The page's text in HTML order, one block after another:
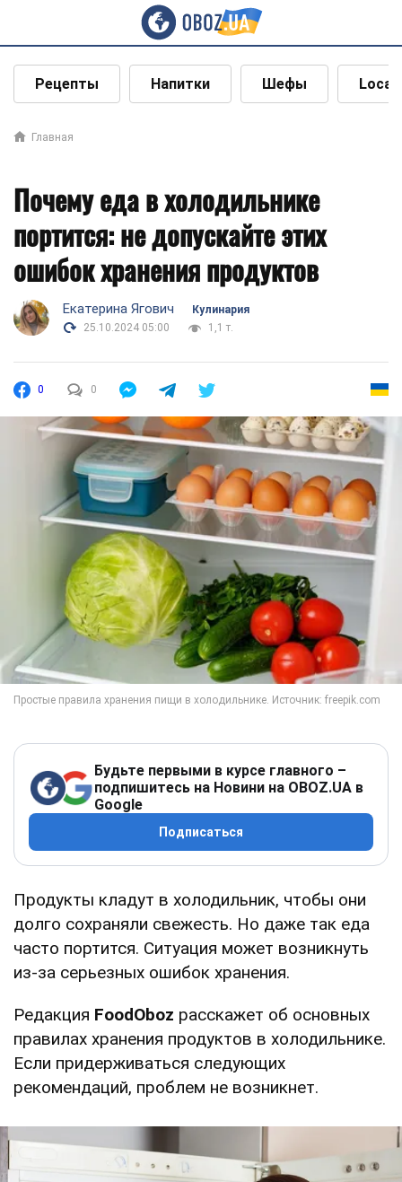
Рецепты Напитки Шефы Local
Главная
Почему еда в холодильнике
портится: не допускайте этих
ошибок хранения продуктов
Екатерина Ягович
Кулинария
25.10.2024 05:00
1,1 т.
0 0
Будьте первыми в курсе главного –
подпишитесь на Новини на OBOZ.UA в
Google
Подписаться
Продукты кладут в холодильник, чтобы они
долго сохраняли свежесть. Но даже так еда
часто портится. Ситуация может возникнуть
из-за серьезных ошибок хранения.
Редакция FoodOboz расскажет об основных
правилах хранения продуктов в холодильнике.
Если придерживаться следующих
рекомендаций, проблем не возникнет.